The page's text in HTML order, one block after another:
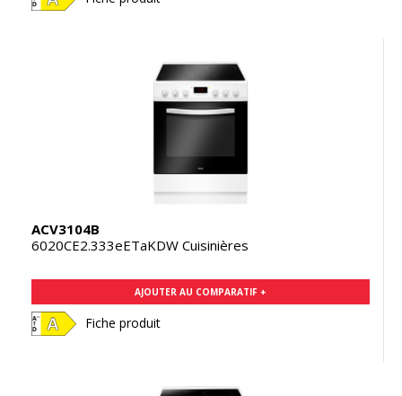
ACV3104B
6020CE2.333eETaKDW Cuisinières
AJOUTER AU COMPARATIF +
Fiche produit